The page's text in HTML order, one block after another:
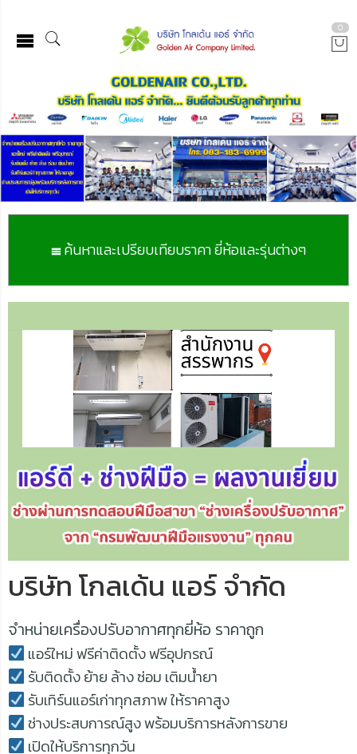
0
ค้นหาและเปรียบเทียบราคา ยี่ห้อและรุ่นต่างๆ
บริษัท โกลเด้น แอร์ จำกัด
จำหน่ายเครื่องปรับอากาศทุกยี่ห้อ ราคาถูก
แอร์ใหม่ ฟรีค่าติดตั้ง ฟรีอุปกรณ์
รับติดตั้ง ย้าย ล้าง ซ่อม เติมน้ำยา
รับเทิร์นแอร์เก่าทุกสภาพ ให้ราคาสูง
ช่างประสบการณ์สูง พร้อมบริการหลังการขาย
เปิดให้บริการทุกวัน